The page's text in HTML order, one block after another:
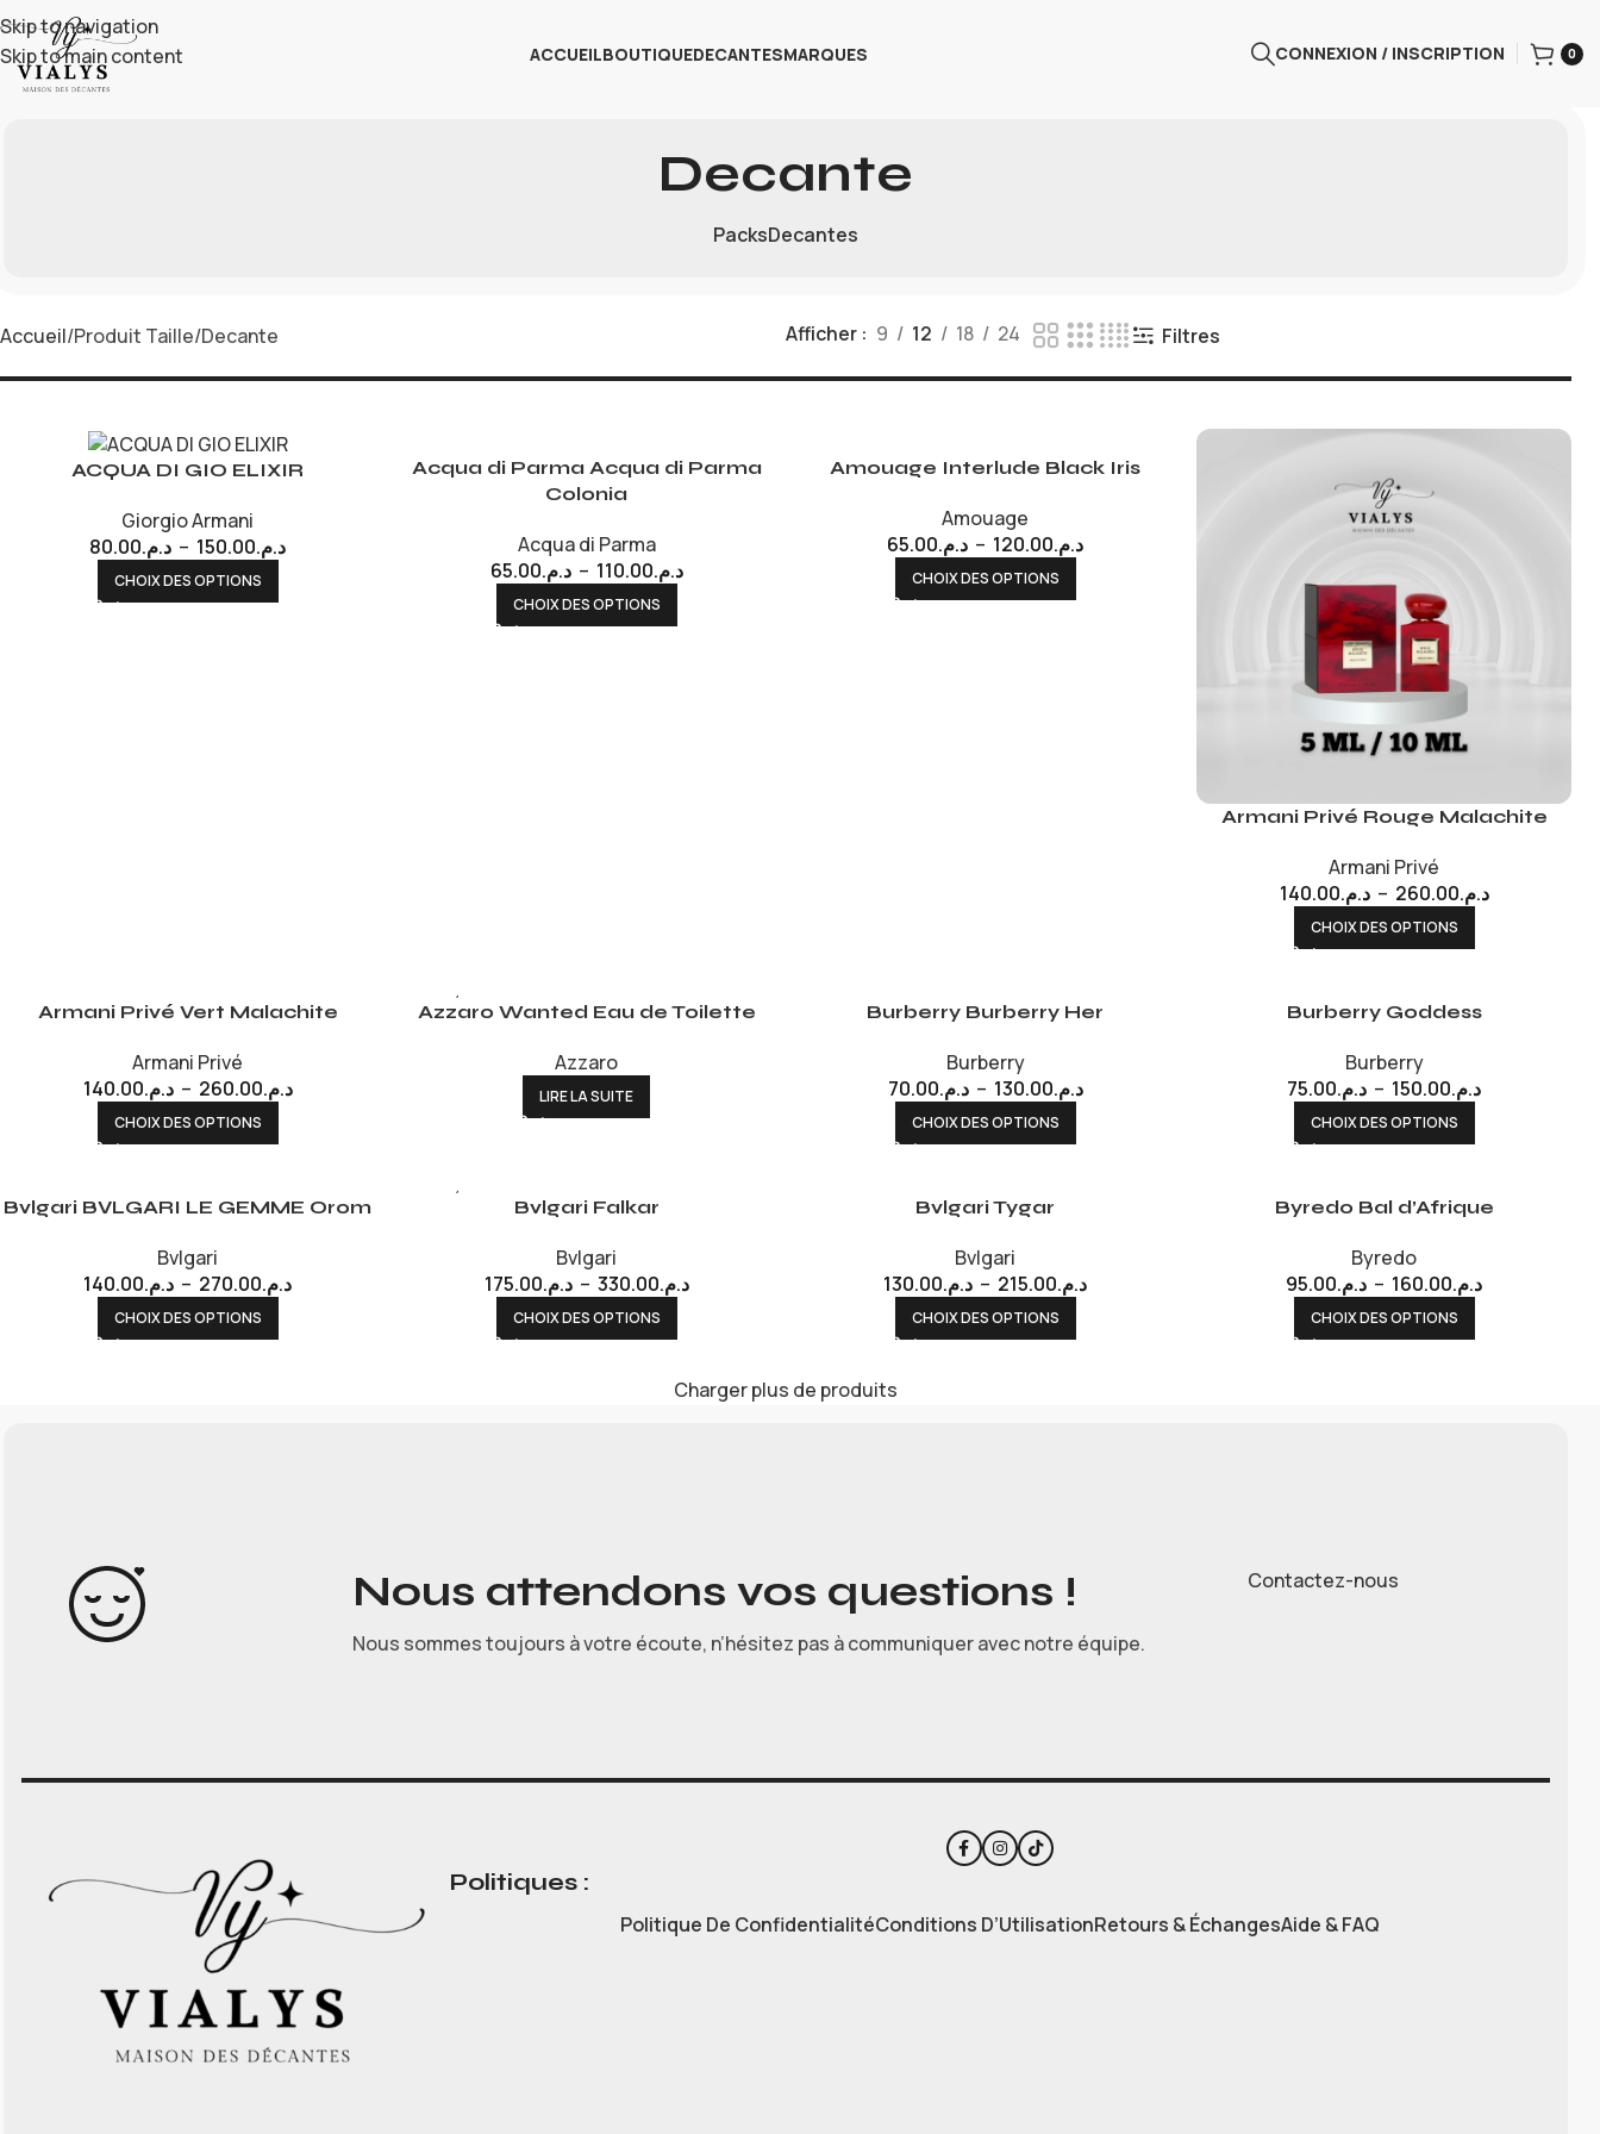
Skip to navigation
Skip to main content
ACCUEILBOUTIQUEDECANTESMARQUES CONNEXION / INSCRIPTION 0
Decante
PacksDecantes
Accueil Produit Taille Decante Afficher 9 12 18 24 Filtres
ACQUA DI GIO ELIXIR
Giorgio Armani
د.م.80.00 – د.م.150.00
CHOIX DES OPTIONS
Acqua di Parma Acqua di Parma
Colonia
Acqua di Parma
د.م.65.00 – د.م.110.00
CHOIX DES OPTIONS
Amouage Interlude Black Iris
Amouage
د.م.65.00 – د.م.120.00
CHOIX DES OPTIONS
Armani Privé Rouge Malachite
Armani Privé
د.م.140.00 – د.م.260.00
CHOIX DES OPTIONS
Armani Privé Vert Malachite
Armani Privé
د.م.140.00 – د.م.260.00
CHOIX DES OPTIONS
EPUISÉ
Azzaro Wanted Eau de Toilette
Azzaro
LIRE LA SUITE
Burberry Burberry Her
Burberry
د.م.70.00 – د.م.130.00
CHOIX DES OPTIONS
Burberry Goddess
Burberry
د.م.75.00 – د.م.150.00
CHOIX DES OPTIONS
Bvlgari BVLGARI LE GEMME Orom
Bvlgari
د.م.140.00 – د.م.270.00
CHOIX DES OPTIONS
EPUISÉ Bvlgari Falkar
Bvlgari
د.م.175.00 – د.م.330.00
CHOIX DES OPTIONS
Bvlgari Tygar
Bvlgari
د.م.130.00 – د.م.215.00
CHOIX DES OPTIONS
Byredo Bal d’Afrique
Byredo
د.م.95.00 – د.م.160.00
CHOIX DES OPTIONS
Charger plus de produits
Nous attendons vos questions !
Nous sommes toujours à votre écoute, n’hésitez pas à communiquer avec notre équipe.
Contactez-nous
Politiques :
Politique De ConfidentialitéConditions D’UtilisationRetours & ÉchangesAide & FAQ